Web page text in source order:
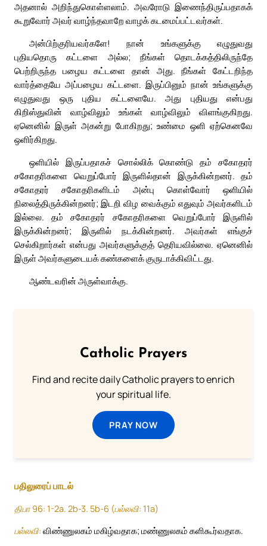
அதனால் அறிந்துகொள்ளலாம். அவரோடு இணைந்திருப்பதாகக்
கூறுவோர் அவர் வாழ்ந்தவாறே வாழக் கடமைப்பட்டவர்கள்.
அன்பிற்குரியவர்களே! நான் உங்களுக்கு எழுதுவது
புதியதொரு கட்டளை அல்ல; நீங்கள் தொடக்கத்திலிருந்தே
பெற்றிருந்த பழைய கட்டளை தான் அது. நீங்கள் கேட்டறிந்த
வார்த்தையே அப்பழைய கட்டளை. இருப்பினும் நான் உங்களுக்கு
எழுதுவது ஒரு புதிய கட்டளையே. அது புதியது என்பது
கிறிஸ்துவின் வாழ்விலும் உங்கள் வாழ்விலும் விளங்குகிறது.
ஏனெனில் இருள் அகன்று போகிறது; உண்மை ஒளி ஏற்கெனவே
ஒளிர்கிறது.
ஒளியில் இருப்பதாகச் சொல்லிக் கொண்டு தம் சகோதரர்
சகோதரிகளை வெறுப்போர் இருளில்தான் இருக்கின்றனர். தம்
சகோதரர் சகோதரிகளிடம் அன்பு கொள்வோர் ஒளியில்
நிலைத்திருக்கின்றனர்; இடறி விழ வைக்கும் எதுவும் அவர்களிடம்
இல்லை. தம் சகோதரர் சகோதரிகளை வெறுப்போர் இருளில்
இருக்கின்றனர்; இருளில் நடக்கின்றனர். அவர்கள் எங்குச்
செல்கிறார்கள் என்பது அவர்களுக்குத் தெரியவில்லை. ஏனெனில்
இருள் அவர்களுடையக் கண்களைக் குருடாக்கிவிட்டது.
ஆண்டவரின் அருள்வாக்கு.
Catholic Prayers
Find and recite daily Catholic prayers to enrich
your spiritual life.
PRAY NOW
பதிலுரைப் பாடல்
திபா 96: 1-2a. 2b-3. 5b-6 (பல்லவி: 11a)
பல்லவி: விண்ணுலகம் மகிழ்வதாக; மண்ணுலகம் களிகூர்வதாக.